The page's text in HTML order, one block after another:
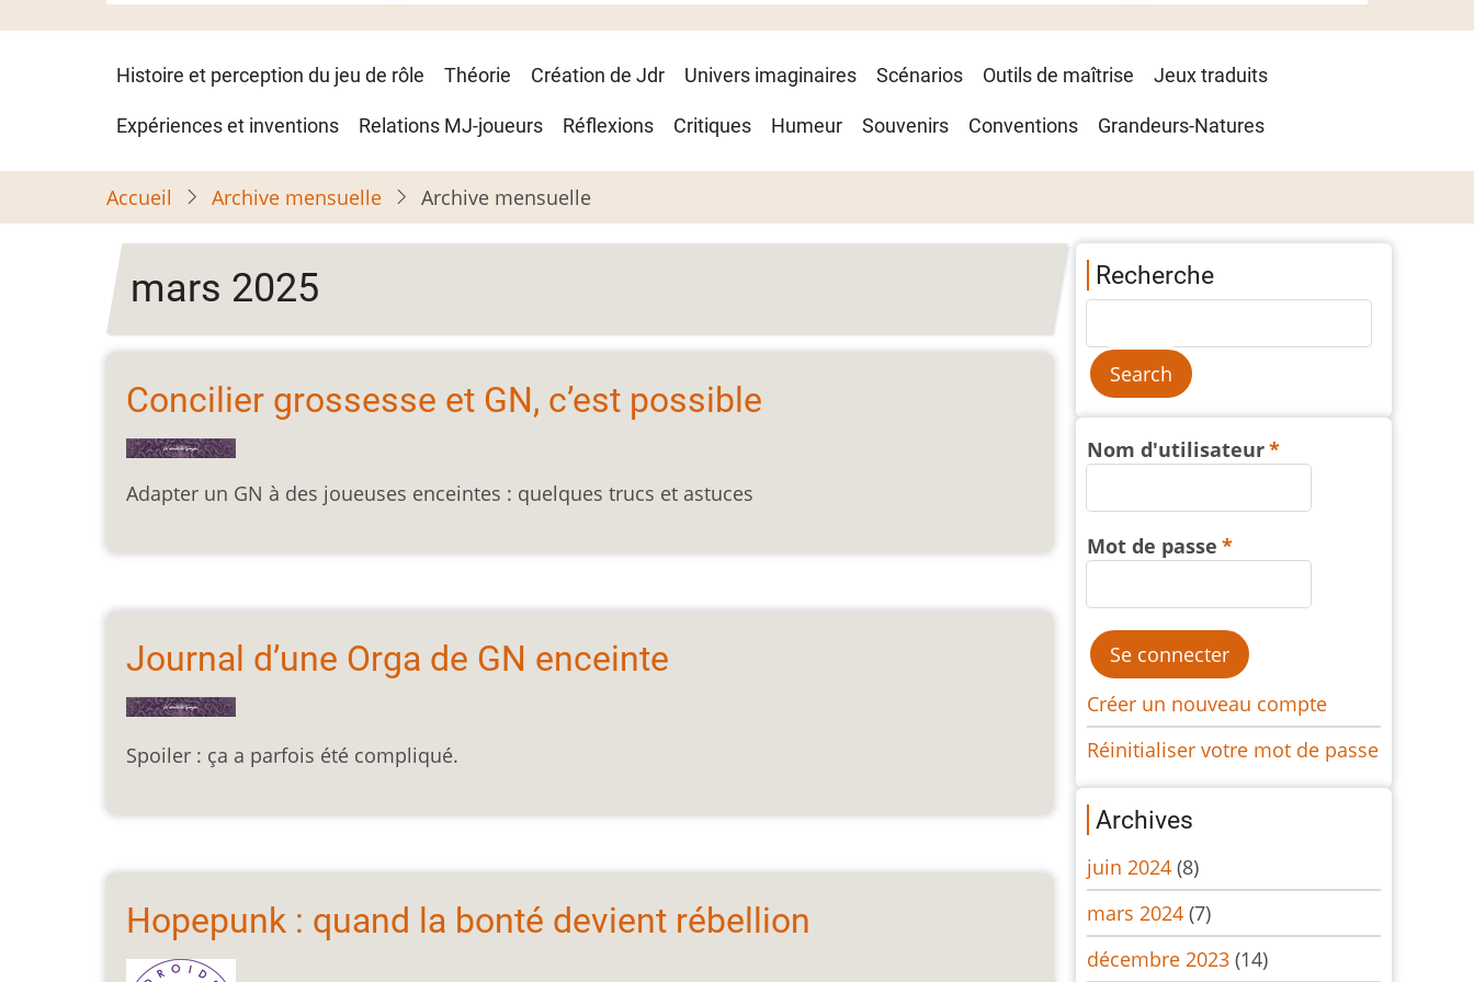
Navigation
principale
Histoire et perception du jeu de rôle Théorie Création de Jdr Univers imaginaires Scénarios Outils de maîtrise Jeux traduits
Expériences et inventions Relations MJ-joueurs Réflexions Critiques Humeur Souvenirs Conventions Grandeurs-Natures
Accueil Archive mensuelle Archive mensuelle
mars 2025
Concilier grossesse et GN, c’est possible
Adapter un GN à des joueuses enceintes : quelques trucs et astuces
Journal d’une Orga de GN enceinte
Spoiler : ça a parfois été compliqué.
Hopepunk : quand la bonté devient rébellion
Recherche
Nom d'utilisateur
Mot de passe
Créer un nouveau compte
Réinitialiser votre mot de passe
Archives
juin 2024 (8)
mars 2024 (7)
décembre 2023 (14)